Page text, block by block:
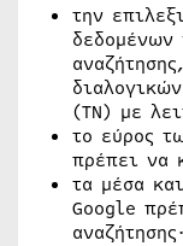
την
(ΤΝ) με
το εύρος
πρέπει να
τα μέσα
Google
αναζήτησης·